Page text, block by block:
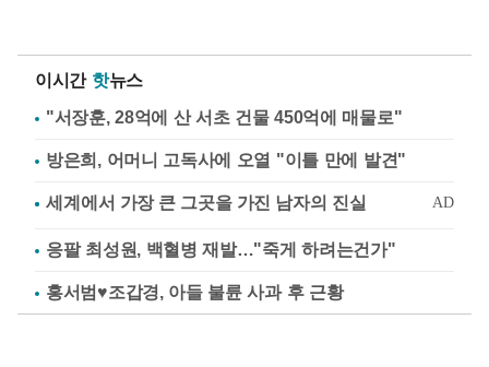
이시간 핫뉴스
"서장훈, 28억에 산 서초 건물 450억에 매물로"
방은희, 어머니 고독사에 오열 "이틀 만에 발견"
응팔 최성원, 백혈병 재발…"죽게 하려는건가"
홍서범♥조갑경, 아들 불륜 사과 후 근황